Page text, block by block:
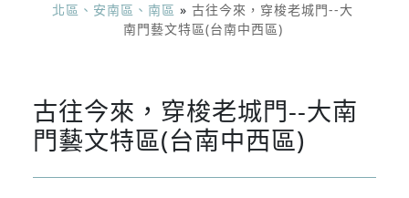
北區、安南區、南區 » 古往今來，穿梭老城門--大
南門藝文特區(台南中西區)
古往今來，穿梭老城門--大南
門藝文特區(台南中西區)